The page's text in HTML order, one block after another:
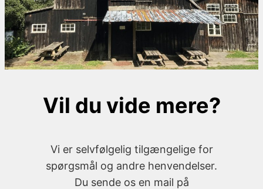
Vil du vide mere?
Vi er selvfølgelig tilgængelige for
spørgsmål og andre henvendelser.
Du sende os en mail på